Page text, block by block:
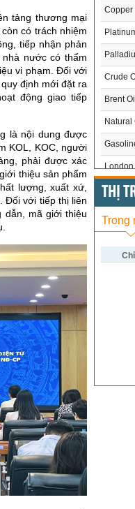
tảng thương mại
có trách nhiệm
tiếp nhận phản
nước có thẩm
vi phạm. Đối với
định mới đặt ra
động giao tiếp
là nội dung được
KOL, KOC, người
phải được xác
thiệu sản phẩm
lượng, xuất xứ,
Đối với tiếp thị liên
dẫn, mã giới thiệu
Copper
Crude
Brent
Natural
London
US
US
US
THỊ
Trong